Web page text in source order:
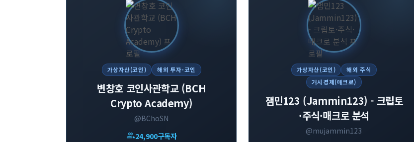
가상자산(코인) 해외 투자·코인
변창호 코인사관학교 (BCH
Crypto Academy)
@BChoSN
group24,900구독자
가상자산(코인)
해외 주식
거시경제(매크로)
잼민123 (Jammin123) - 크립토
·주식·매크로 분석
@mujammin123